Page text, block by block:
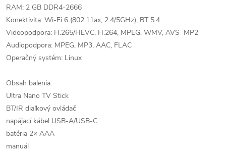
RAM: 2 GB DDR4-2666
Konektivita: Wi-Fi 6 (802.11ax, 2.4/5GHz), BT 5.4
Videopodpora: H.265/HEVC, H.264, MPEG, WMV, AVS MP2
Audiopodpora: MPEG, MP3, AAC, FLAC
Operačný systém: Linux
Obsah balenia:
Ultra Nano TV Stick
BT/IR diaľkový ovládač
napájací kábel USB-A/USB-C
batéria 2× AAA
manuál